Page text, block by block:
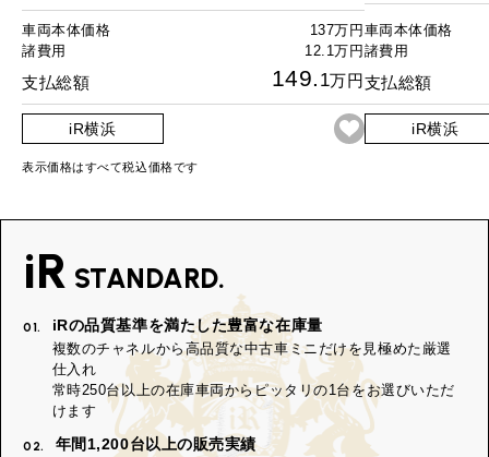
車両本体価格
137万円
諸費用
12.1万円
支払総額 149. 1万円
iR横浜
車両本体価格
諸費用
支払総額
iR横浜
表示価格はすべて税込価格です
iR STANDARD.
01. iRの品質基準を満たした豊富な在庫量
複数のチャネルから高品質な中古車ミニだけを見極めた厳選
仕入れ
常時250台以上の在庫車両からピッタリの1台をお選びいただ
けます
02. 年間1,200台以上の販売実績